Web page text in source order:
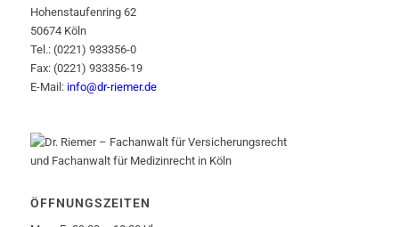
Hohenstaufenring 62
50674 Köln
Tel.: (0221) 933356-0
Fax: (0221) 933356-19
E-Mail: info@dr-riemer.de
ÖFFNUNGSZEITEN